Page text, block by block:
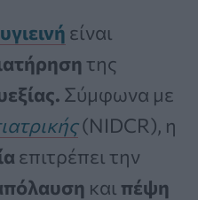
είναι
της
Σύμφωνα με
(NIDCR), η
επιτρέπει την
και πέψη